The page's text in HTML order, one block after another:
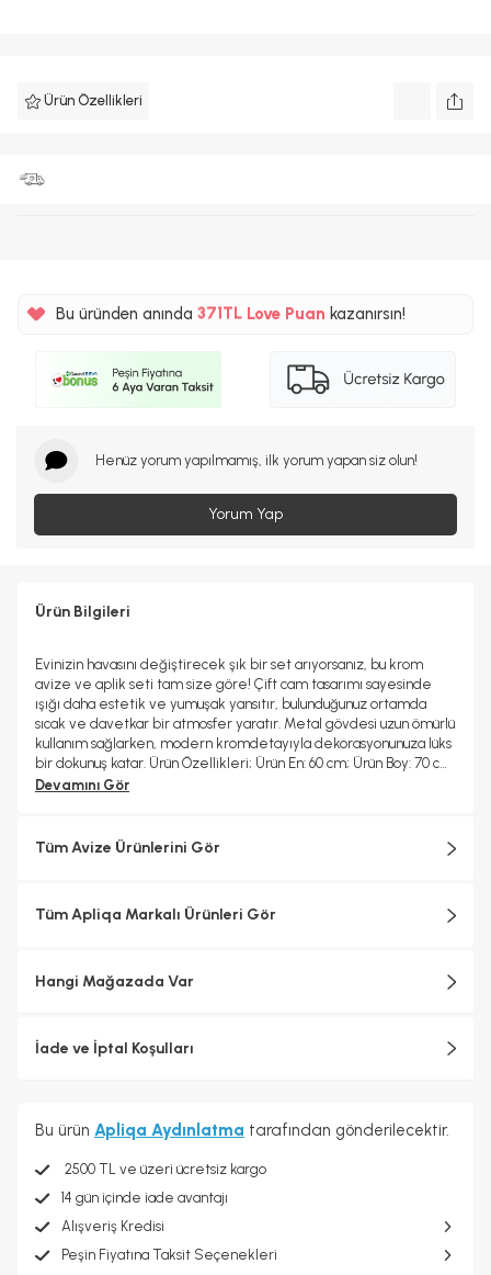
Ürün Özellikleri
Bu üründen anında 371TL Love Puan kazanırsın!
Henüz yorum yapılmamış, ilk yorum yapan siz olun!
Yorum Yap
Ürün Bilgileri
Evinizin havasını değiştirecek şık bir set arıyorsanız, bu krom
avize ve aplik seti tam size göre! Çift cam tasarımı sayesinde
ışığı daha estetik ve yumuşak yansıtır, bulunduğunuz ortamda
sıcak ve davetkar bir atmosfer yaratır. Metal gövdesi uzun ömürlü
kullanım sağlarken, modern kromdetayıyla dekorasyonunuza lüks
bir dokunuş katar. Ürün Özellikleri; Ürün En: 60 cm; Ürün Boy: 70 cm
(Avize boyu ayarlanabilir, aplikler sabittir); Renk: Krom Materyal:
Devamını Gör
Tüm Avize Ürünlerini Gör
Tüm Apliqa Markalı Ürünleri Gör
Hangi Mağazada Var
İade ve İptal Koşulları
Bu ürün Apliqa Aydınlatma tarafından gönderilecektir.
2500 TL ve üzeri ücretsiz kargo
14 gün içinde iade avantajı
Alışveriş Kredisi
Peşin Fiyatına Taksit Seçenekleri